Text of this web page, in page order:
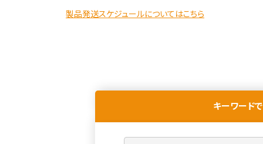
製品発送スケジュールについてはこちら
キーワード